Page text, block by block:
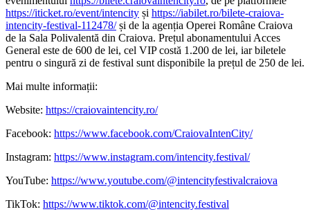
https://iticket.ro/event/intencity și https://iabilet.ro/bilete-craiova-
intencity-festival-112478/și de la agenția Operei Române Craiova
de la Sala Polivalentă din Craiova. Prețul abonamentului Acces
General este de 600 de lei, cel VIP costă 1.200 de lei, iar biletele
pentru o singură zi de festival sunt disponibile la prețul de 250 de lei.
Mai multe informații:
Website: https://craiovaintencity.ro/
Facebook: https://www.facebook.com/CraiovaIntenCity/
Instagram: https://www.instagram.com/intencity.festival/
YouTube: https://www.youtube.com/@intencityfestivalcraiova
TikTok: https://www.tiktok.com/@intencity.festival